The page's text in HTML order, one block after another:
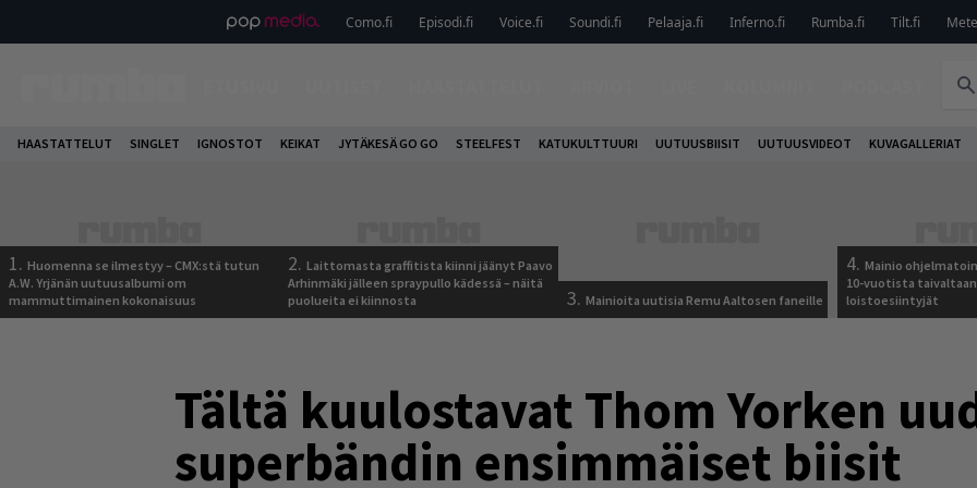
Como.fi Episodi.fi Voice.fi Soundi.fi Pelaaja.fi Inferno.fi Rumba.fi Tilt.fi
HAASTATTELUT SINGLET IGNOSTOT KEIKAT JYTÄKESÄ GO GO STEELFEST KATUKULTTUURI UUTUUSBIISIT UUTUUSVIDEOT KUVAGALLERIAT
1. Huomenna se ilmestyy – CMX:stä tutun
A.W. Yrjänän uutuusalbumi om
mammuttimainen kokonaisuus
2. Laittomasta graffitista kiinni jäänyt Paavo
Arhinmäki jälleen spraypullo kädessä – näitä
puolueita ei kiinnosta
3. Mainioita uutisia Remu Aaltosen faneille
4. Mainio
10-vuotista
loistoesiintyjät
Tältä kuulostavat Thom Yorken
superbändin ensimmäiset biisit